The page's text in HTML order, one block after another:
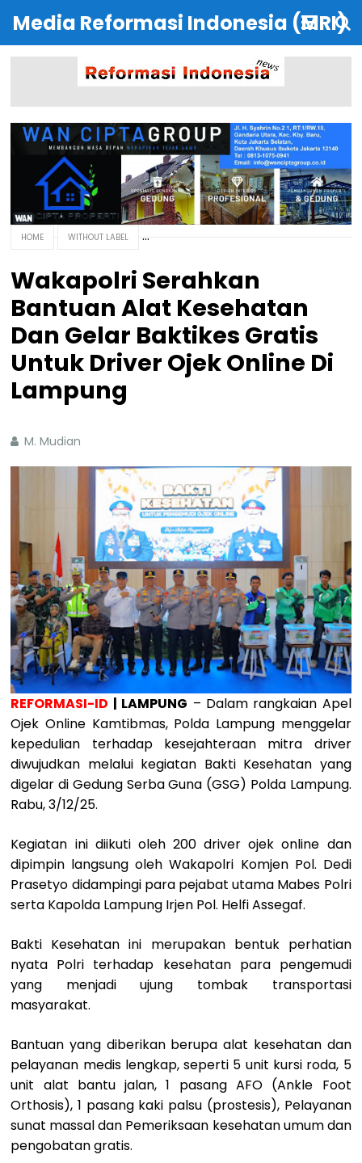
Media Reformasi Indonesia (MRI)
HOME WITHOUT LABEL
Wakapolri Serahkan
Bantuan Alat Kesehatan
Dan Gelar Baktikes Gratis
Untuk Driver Ojek Online Di
Lampung
M. Mudian
REFORMASI-ID | LAMPUNG – Dalam rangkaian Apel
Ojek Online Kamtibmas, Polda Lampung menggelar
kepedulian terhadap kesejahteraan mitra driver
diwujudkan melalui kegiatan Bakti Kesehatan yang
digelar di Gedung Serba Guna (GSG) Polda Lampung.
Rabu, 3/12/25.
Kegiatan ini diikuti oleh 200 driver ojek online dan
dipimpin langsung oleh Wakapolri Komjen Pol. Dedi
Prasetyo didampingi para pejabat utama Mabes Polri
serta Kapolda Lampung Irjen Pol. Helfi Assegaf.
Bakti Kesehatan ini merupakan bentuk perhatian
nyata Polri terhadap kesehatan para pengemudi
yang menjadi ujung tombak transportasi
masyarakat.
Bantuan yang diberikan berupa alat kesehatan dan
pelayanan medis lengkap, seperti 5 unit kursi roda, 5
unit alat bantu jalan, 1 pasang AFO (Ankle Foot
Orthosis), 1 pasang kaki palsu (prostesis), Pelayanan
sunat massal dan Pemeriksaan kesehatan umum dan
pengobatan gratis.